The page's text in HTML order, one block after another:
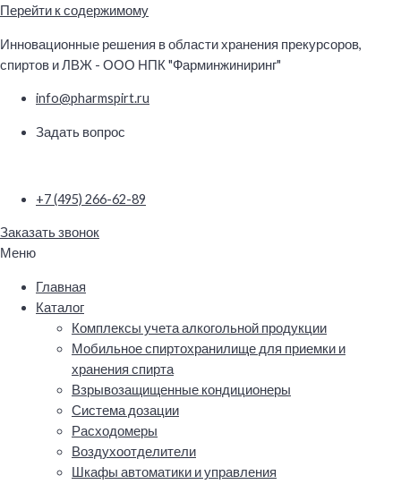
Перейти к содержимому
Инновационные решения в области хранения прекурсоров,
спиртов и ЛВЖ - ООО НПК "Фарминжиниринг"
info@pharmspirt.ru
Задать вопрос
+7 (495) 266-62-89
Заказать звонок
Меню
Главная
Каталог
Комплексы учета алкогольной продукции
Мобильное спиртохранилище для приемки и
хранения спирта
Взрывозащищенные кондиционеры
Система дозации
Расходомеры
Воздухоотделители
Шкафы автоматики и управления